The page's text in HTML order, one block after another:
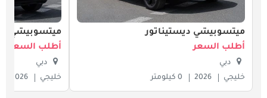
ميتسوبيشي ديستيناتور
أطلب السعر
دبي
خليجي
2026 0 كيلومتر
ميتسوبيشي
أطلب السعر
دبي
خليجي
2026